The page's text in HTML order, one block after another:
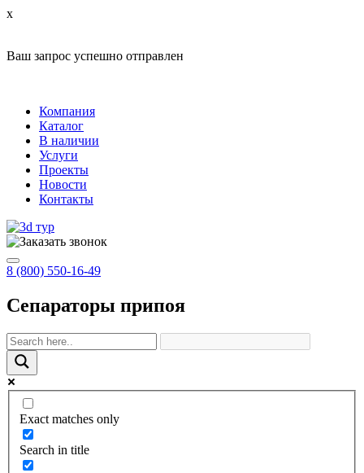
x
Ваш запрос успешно отправлен
Компания
Каталог
В наличии
Услуги
Проекты
Новости
Контакты
8 (800) 550-16-49
Сепараторы припоя
Exact matches only
Search in title